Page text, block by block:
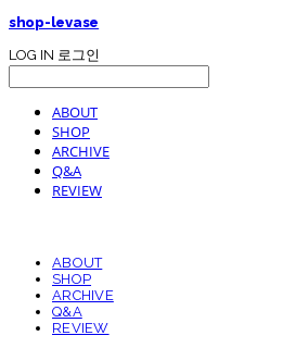
shop-levase
LOG IN 로그인
ABOUT
SHOP
ARCHIVE
Q&A
REVIEW
ABOUT
SHOP
ARCHIVE
Q&A
REVIEW